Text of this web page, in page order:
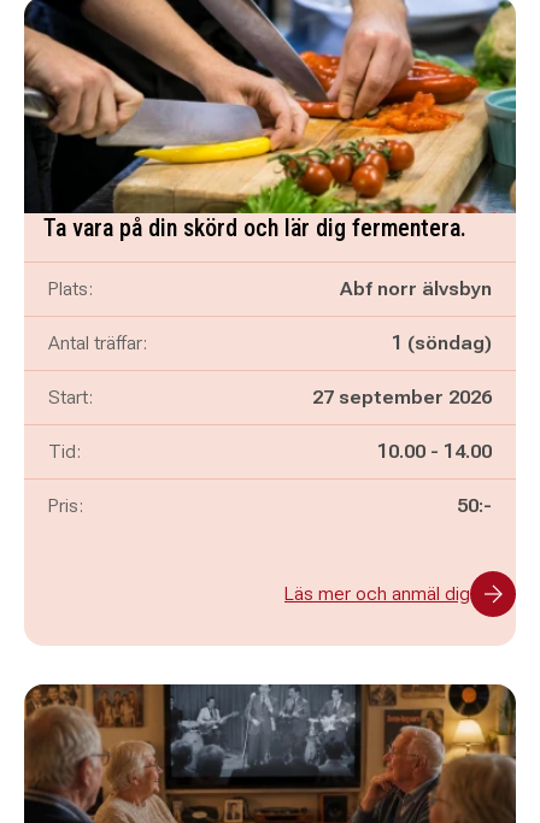
Ta vara på din skörd och lär dig fermentera.
Plats: Abf norr älvsbyn
Antal träffar: 1 (söndag)
Start: 27 september 2026
Tid: Pågår mellan
10.00 - och
14.00
Pris: 50:-
Läs mer och anmäl dig